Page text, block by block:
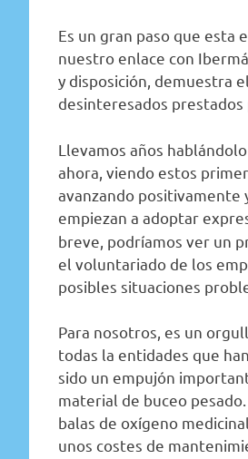
Es un gran paso que esta
nuestro enlace con
y disposición, demuestra
desinteresados
Llevamos años
ahora, viendo estos
avanzando positivamente
empiezan a adoptar
breve, podríamos ver un
el voluntariado de los
posibles situaciones
Para nosotros, es un
todas la entidades que
sido un empujón
material de buceo
balas de oxígeno
unos costes de